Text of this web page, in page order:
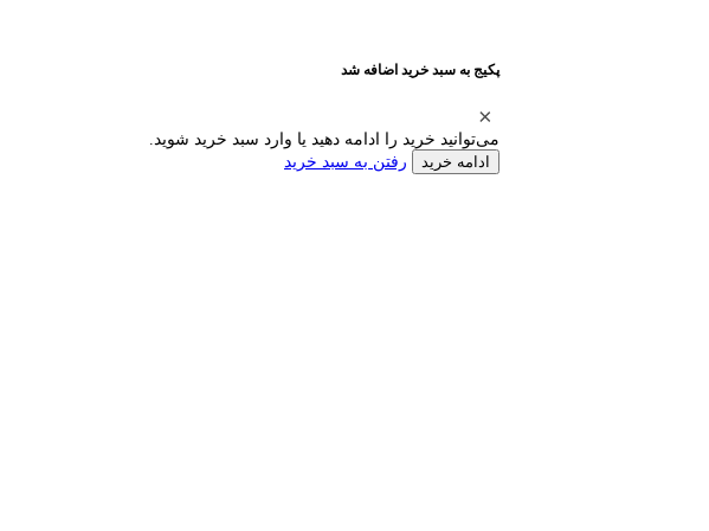
پکیج به سبد خرید اضافه شد
می‌توانید خرید را ادامه دهید یا وارد سبد خرید شوید.
ادامه خرید رفتن به سبد خرید